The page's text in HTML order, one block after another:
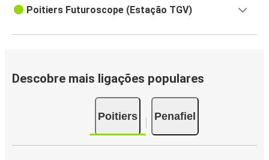
Poitiers Futuroscope (Estação TGV)
Descobre mais ligações populares
Poitiers Penafiel